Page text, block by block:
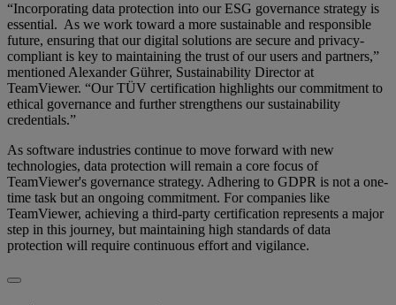
“Incorporating data protection into our ESG governance strategy is
essential. As we work toward a more sustainable and responsible
future, ensuring that our digital solutions are secure and privacy-
compliant is key to maintaining the trust of our users and partners,”
mentioned Alexander Gührer, Sustainability Director at
TeamViewer. “Our TÜV certification highlights our commitment to
ethical governance and further strengthens our sustainability
credentials.”
As software industries continue to move forward with new
technologies, data protection will remain a core focus of
TeamViewer's governance strategy. Adhering to GDPR is not a one-
time task but an ongoing commitment. For companies like
TeamViewer, achieving a third-party certification represents a major
step in this journey, but maintaining high standards of data
protection will require continuous effort and vigilance.